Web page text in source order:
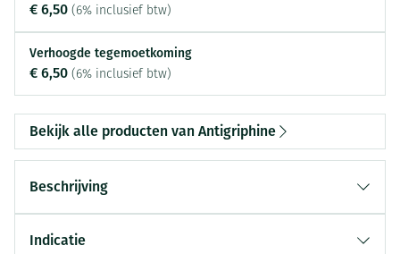
€ 6,50 (6% inclusief btw)
Verhoogde tegemoetkoming
€ 6,50 (6% inclusief btw)
Bekijk alle producten van Antigriphine
Beschrijving
Indicatie